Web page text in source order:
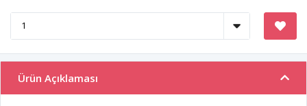
Ürün Açıklaması